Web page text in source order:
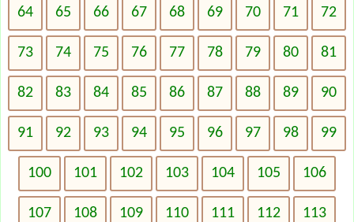
64 65 66 67 68 69 70 71 72
73 74 75 76 77 78 79 80 81
82 83 84 85 86 87 88 89 90
91 92 93 94 95 96 97 98 99
100 101 102 103 104 105 106
107 108 109 110 111 112 113